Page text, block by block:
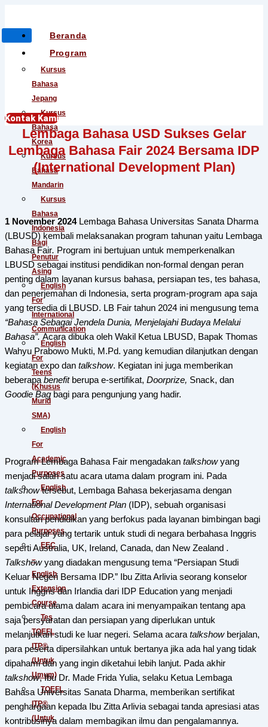
Beranda
Program
Kursus
Bahasa
Jepang
Kursus
Bahasa
Korea
Kursus
Bahasa
Mandarin
Kursus
Bahasa
Indonesia
Bagi
Penutur
Asing
English
For
International
Communication
English
For
Teens
(Khusus
Murid
SMA)
English
For
Academic
Purposes
English
For
Occupational
Purposes
EEC
–
English
Extension
Course
Tes
TOEFL
ITP®
(Untuk
Umum)
TOEFL
ITP®
(Untuk
Kontak Kami
Lembaga Bahasa USD Sukses Gelar
Lembaga Bahasa Fair 2024 Bersama IDP
(International Development Plan)
1 November 2024Lembaga Bahasa Universitas Sanata Dharma
(LBUSD) kembali melaksanakan program tahunan yaitu Lembaga
Bahasa Fair. Program ini bertujuan untuk memperkenalkan
LBUSD sebagai institusi pendidikan non-formal dengan peran
penting dalam layanan kursus bahasa, persiapan tes, tes bahasa,
dan penerjemahan di Indonesia, serta program-program apa saja
yang tersedia di LBUSD. LB Fair tahun 2024 ini mengusung tema
“Bahasa Sebagai Jendela Dunia, Menjelajahi Budaya Melalui
Bahasa”. Acara dibuka oleh Wakil Ketua LBUSD, Bapak Thomas
Wahyu Prabowo Mukti, M.Pd. yang kemudian dilanjutkan dengan
kegiatan expo dan talkshow. Kegiatan ini juga memberikan
beberapa benefitberupa e-sertifikat, Doorprize, Snack, dan
Goodie Bag bagi para pengunjung yang hadir.
Program Lembaga Bahasa Fair mengadakan talkshowyang
menjadi salah satu acara utama dalam program ini. Pada
talkshowtersebut, Lembaga Bahasa bekerjasama dengan
International Development Plan (IDP), sebuah organisasi
konsultan pendidikan yang berfokus pada layanan bimbingan bagi
para pelajar yang tertarik untuk studi di negara berbahasa Inggris
seperti Australia, UK, Ireland, Canada, dan New Zealand .
Talkshowyang diadakan mengusung tema “Persiapan Studi
Keluar Negeri Bersama IDP.” Ibu Zitta Arlivia seorang konselor
untuk Inggris dan Irlandia dari IDP Education yang menjadi
pembicara utama dalam acara ini menyampaikan tentang apa
saja persyaratan dan persiapan yang diperlukan untuk
melanjutkan studi ke luar negeri. Selama acara talkshow berjalan,
para peserta dipersilahkan untuk bertanya jika ada hal yang tidak
dipahami dan yang ingin diketahui lebih lanjut. Pada akhir
talkshow, Ibu Dr. Made Frida Yulia, selaku Ketua Lembaga
Bahasa Universitas Sanata Dharma, memberikan sertifikat
penghargaan kepada Ibu Zitta Arlivia sebagai tanda apresiasi atas
kontribusinya dalam membagikan ilmu dan pengalamannya.